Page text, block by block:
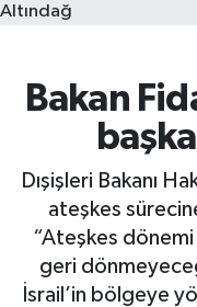
Altındağ
Bakan
Dışişleri Bakanı
ateşkes
“Ateşkes dönemi
geri
İsrail’in bölgeye